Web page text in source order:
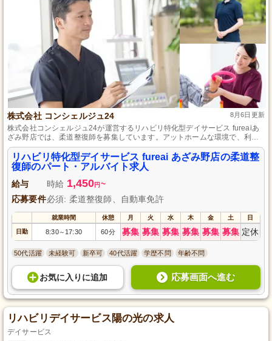
株式会社 コンシェルジュ24 8月6日更新
株式会社コンシェルジュ24が運営するリハビリ特化型デイサービス fureaiあ
ざみ野店では、柔道整復師を募集しています。アットホームな環境で、利用
者様のリハビリテーションをサポートするやりがいのあるお仕事です。パー
ト・アルバイトでの雇用形態で、時間の融通も利きます。経験・資格不問！
心からのケアを提供できる方、お待ちしております。
リハビリ特化型デイサービス fureai あざみ野店の柔道整
復師のパート・アルバイト求人
給与 時給 1,450円 ~
応募要件必須: 柔道整復師、自動車免許
就業時間 休憩 月 火 水 木 金 土 日
日勤 8:30～ 17:30 60分 募集 募集 募集 募集 募集 募集 定休
50代活躍 未経験可 新卒可 40代活躍 学歴不問 年齢不問
お気に入り に追加 応募画面へ進む
リハビリデイサービス陽の光の求人
デイサービス